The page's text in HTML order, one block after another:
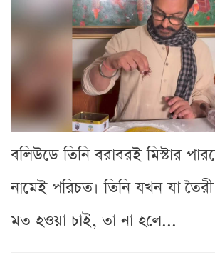
বলিউডে তিনি বরাবরই মিস্টার
নামেই পরিচত। তিনি যখন যা
মত হওয়া চাই, তা না হলে...